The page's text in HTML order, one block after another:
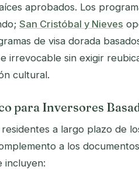
aprobados. Los
San Cristóbal y Nieves
de visa dorada
irrevocable sin exigir
cultural.
para Inversores
residentes a largo plazo de
a los
incluyen: